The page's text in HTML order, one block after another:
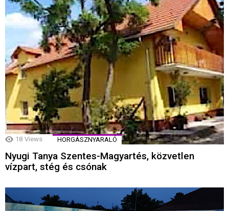
18 Views HORGÁSZNYARALÓ
Nyugi Tanya Szentes-Magyartés, közvetlen
vízpart, stég és csónak